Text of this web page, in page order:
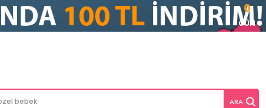
0
GÜN